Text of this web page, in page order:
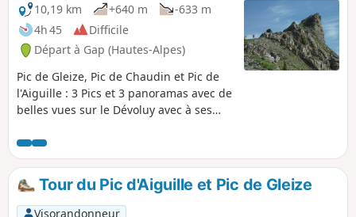
10,19 km
+640 m
-633 m
4h 45
Difficile
Départ à Gap (Hautes-Alpes)
Pic de Gleize, Pic de Chaudin et Pic de
l'Aiguille : 3 Pics et 3 panoramas avec de
belles vues sur le Dévoluy avec à ses
Écrins, le Champsaur et l'agglomération
Gapençaise.
Tour du Pic d'Aiguille et Pic de Gleize
Visorandonneur